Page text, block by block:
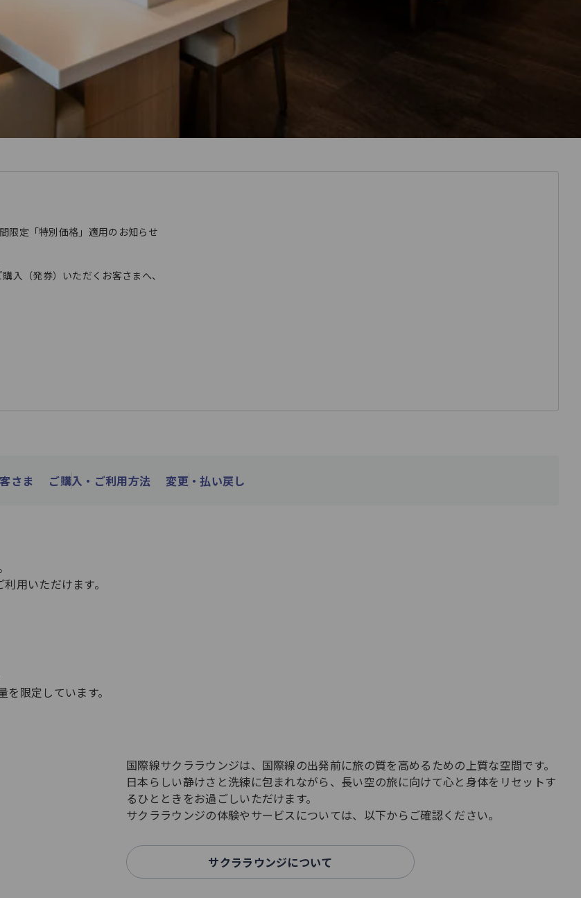
限定「特別価格」適用のお知らせ
入（発券）いただくお客さまへ、
さま ご購入・ご利用方法​ 変更・払い戻し
用いただけます。​
限定しています。​
国際線サクララウンジは、国際線の出発前に旅の質を高めるための上質な空間です。
日本らしい静けさと洗練に包まれながら、長い空の旅に向けて心と身体をリセットす
るひとときをお過ごしいただけます。
サクララウンジの体験やサービスについては、以下からご確認ください。
サクララウンジについて